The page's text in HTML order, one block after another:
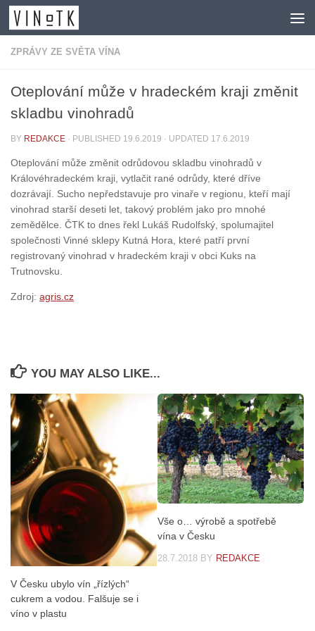
Skip to content
ZPRÁVY ZE SVĚTA VÍNA
Oteplování může v hradeckém kraji změnit
skladbu vinohradů
BY REDAKCE · PUBLISHED 19.6.2019 · UPDATED 17.6.2019
Oteplování může změnit odrůdovou skladbu vinohradů v
Královéhradeckém kraji, vytlačit rané odrůdy, které dříve
dozrávají. Sucho nepředstavuje pro vinaře v regionu, kteří mají
vinohrad starší deseti let, takový problém jako pro mnohé
zemědělce. ČTK to dnes řekl Lukáš Rudolfský, spolumajitel
společnosti Vinné sklepy Kutná Hora, které patří první
registrovaný vinohrad v hradeckém kraji v obci Kuks na
Trutnovsku.
Zdroj: agris.cz
YOU MAY ALSO LIKE...
V Česku ubylo vín „řízlých“
cukrem a vodou. Falšuje se i
víno v plastu
Vše o… výrobě a spotřebě
vína v Česku
28.7.2018 BY REDAKCE